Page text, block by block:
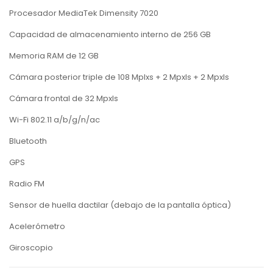
Procesador MediaTek Dimensity 7020
Capacidad de almacenamiento interno de 256 GB
Memoria RAM de 12 GB
Cámara posterior triple de 108 Mplxs + 2 Mpxls + 2 Mpxls
Cámara frontal de 32 Mpxls
Wi-Fi 802.11 a/b/g/n/ac
Bluetooth
GPS
Radio FM
Sensor de huella dactilar (debajo de la pantalla óptica)
Acelerómetro
Giroscopio